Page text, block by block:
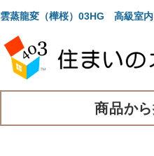
雲蒸龍変（樺桜）03HG 高級室
商品か